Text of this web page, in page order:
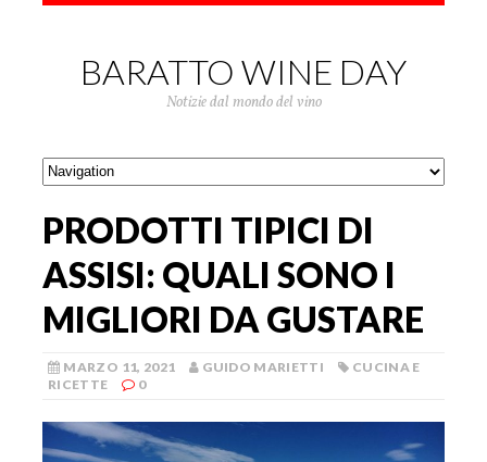
BARATTO WINE DAY
Notizie dal mondo del vino
PRODOTTI TIPICI DI
ASSISI: QUALI SONO I
MIGLIORI DA GUSTARE
MARZO 11, 2021 GUIDO MARIETTI
CUCINA E
RICETTE
0